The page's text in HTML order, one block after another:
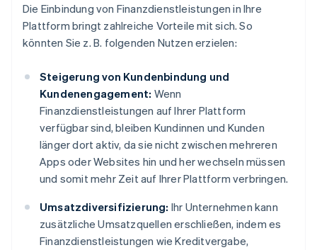
Die Einbindung von Finanzdienstleistungen in Ihre
Plattform bringt zahlreiche Vorteile mit sich. So
könnten Sie z. B. folgenden Nutzen erzielen:
Steigerung von Kundenbindung und
Kundenengagement: Wenn
Finanzdienstleistungen auf Ihrer Plattform
verfügbar sind, bleiben Kundinnen und Kunden
länger dort aktiv, da sie nicht zwischen mehreren
Apps oder Websites hin und her wechseln müssen
und somit mehr Zeit auf Ihrer Plattform verbringen.
Umsatzdiversifizierung: Ihr Unternehmen kann
zusätzliche Umsatzquellen erschließen, indem es
Finanzdienstleistungen wie Kreditvergabe,